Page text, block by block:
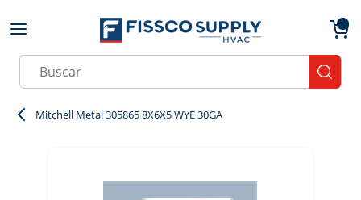
Skip to main content
Site Search
Mitchell Metal 305865 8X6X5 WYE 30GA